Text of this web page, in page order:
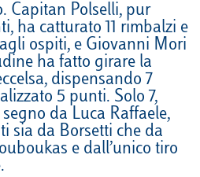
Capitan Polselli, pur
ha catturato 11 rimbalzi e
ospiti, e Giovanni Mori
ha fatto girare la
dispensando 7
5 punti. Solo 7,
da Luca Raffaele,
sia da Borsetti che da
e dall’unico tiro